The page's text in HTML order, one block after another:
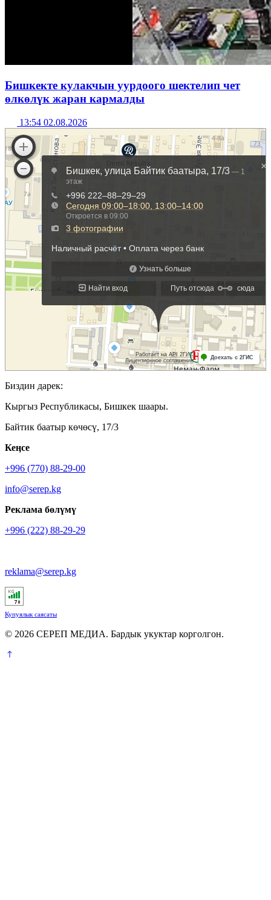
Бишкекте кулакчын уурдоого шектелип чет
өлкөлүк жаран кармалды
13:54 02.08.2026
Биздин дарек:
Кыргыз Республикасы, Бишкек шаары.
Байтик баатыр көчөсү, 17/3
Кеӊсе
+996 (770) 88-29-00
info@serep.kg
Реклама бөлүмү
+996 (222) 88-29-29
reklama@serep.kg
Купуялык саясаты
© 2026 СЕРЕП МЕДИА. Бардык укуктар корголгон.